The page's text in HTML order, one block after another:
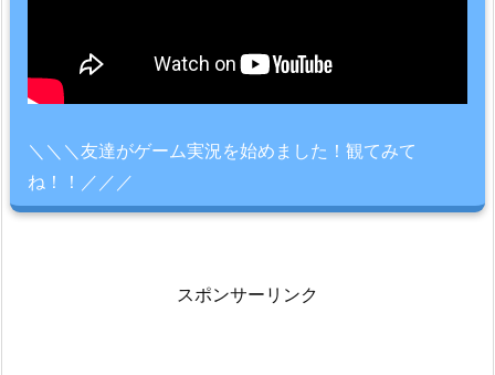
＼＼＼友達がゲーム実況を始めました！観てみて
ね！！／／／
スポンサーリンク